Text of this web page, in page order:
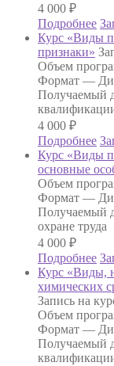
4 000 ₽
Подробнее
Курс «Виды
признаки»
Объем
Формат —
Получаемый
4 000 ₽
Подробнее
Курс «Виды
основные
Объем
Формат —
Получаемый
охране труда
4 000 ₽
Подробнее
Курс «Виды,
химических
Запись на
Объем
Формат —
Получаемый